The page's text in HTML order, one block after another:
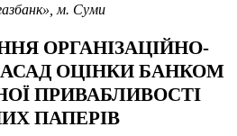
м. Суми
ОРГАНІЗАЦІЙНО-
ОЦІНКИ БАНКОМ
ПРИВАБЛИВОСТІ
ПАПЕРІВ